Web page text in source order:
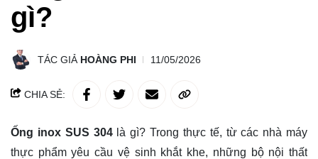
gì?
TÁC GIẢ HOÀNG PHI 11/05/2026
CHIA SẺ:
Ống inox SUS 304là gì? Trong thực tế, từ các nhà máy
thực phẩm yêu cầu vệ sinh khắt khe, những bộ nội thất